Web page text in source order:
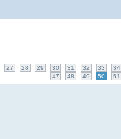
27 28 29 30 31 32 33 34
47
48 49 50 51